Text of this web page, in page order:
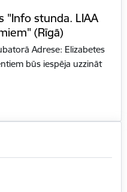
"Info stunda. LIAA
(Rīgā)
Adrese: Elizabetes
būs iespēja uzzināt